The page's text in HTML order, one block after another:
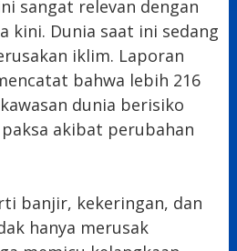
sangat relevan dengan
kini. Dunia saat ini sedang
iklim. Laporan
bahwa lebih 216
dunia berisiko
akibat perubahan
banjir, kekeringan, dan
hanya merusak